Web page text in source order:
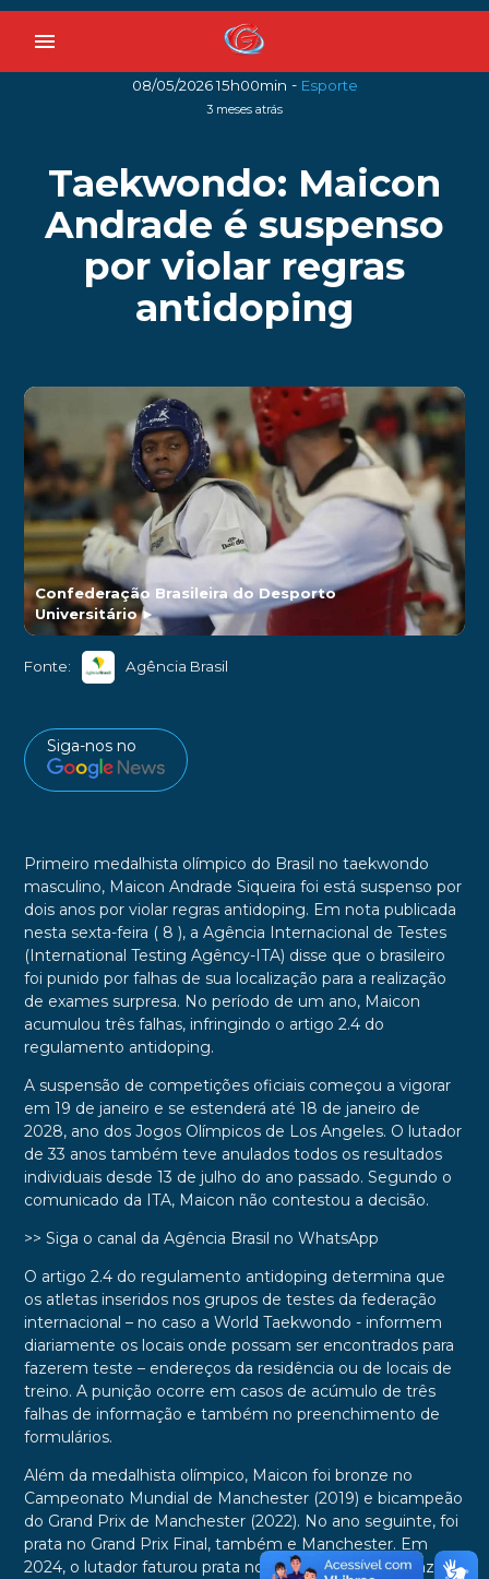
menu
08/05/2026 15h00min - Esporte
3 meses atrás
Taekwondo: Maicon
Andrade é suspenso
por violar regras
antidoping
Confederação Brasileira do Desporto
Universitário►
Fonte: Agência Brasil
Siga-nos no
Primeiro medalhista olímpico do Brasil no taekwondo
masculino, Maicon Andrade Siqueira foi está suspenso por
dois anos por violar regras antidoping. Em nota publicada
nesta sexta-feira ( 8 ), a Agência Internacional de Testes
(International Testing Agêncy-ITA) disse que o brasileiro
foi punido por falhas de sua localização para a realização
de exames surpresa. No período de um ano, Maicon
acumulou três falhas, infringindo o artigo 2.4 do
regulamento antidoping.
A suspensão de competições oficiais começou a vigorar
em 19 de janeiro e se estenderá até 18 de janeiro de
2028, ano dos Jogos Olímpicos de Los Angeles. O lutador
de 33 anos também teve anulados todos os resultados
individuais desde 13 de julho do ano passado. Segundo o
comunicado da ITA, Maicon não contestou a decisão.
>> Siga o canal da Agência Brasil no WhatsApp
O artigo 2.4 do regulamento antidoping determina que
os atletas inseridos nos grupos de testes da federação
internacional – no caso a World Taekwondo - informem
diariamente os locais onde possam ser encontrados para
fazerem teste – endereços da residência ou de locais de
treino. A punição ocorre em casos de acúmulo de três
falhas de informação e também no preenchimento de
formulários.
Além da medalhista olímpico, Maicon foi bronze no
Campeonato Mundial de Manchester (2019) e bicampeão
do Grand Prix de Manchester (2022). No ano seguinte, foi
prata no Grand Prix Final, também e Manchester. Em
2024, o lutador faturou prata no Canadá Open e bronze